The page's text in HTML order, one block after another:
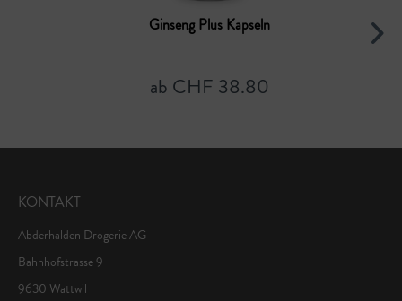
Ginseng Plus Kapseln
ab CHF 38.80
KONTAKT
Abderhalden Drogerie AG
Bahnhofstrasse 9
9630 Wattwil